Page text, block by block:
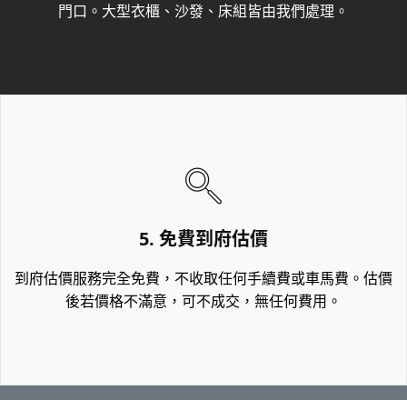
門口。大型衣櫃、沙發、床組皆由我們處理。
5. 免費到府估價
到府估價服務完全免費，不收取任何手續費或車馬費。估價
後若價格不滿意，可不成交，無任何費用。